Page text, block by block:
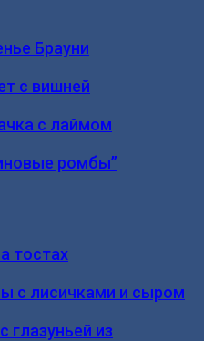
Брауни
с вишней
с лаймом
ромбы”
тостах
с лисичками и сыром
глазуньей из